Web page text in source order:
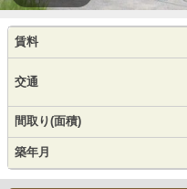
賃料
交通
間取り(面積)
築年月